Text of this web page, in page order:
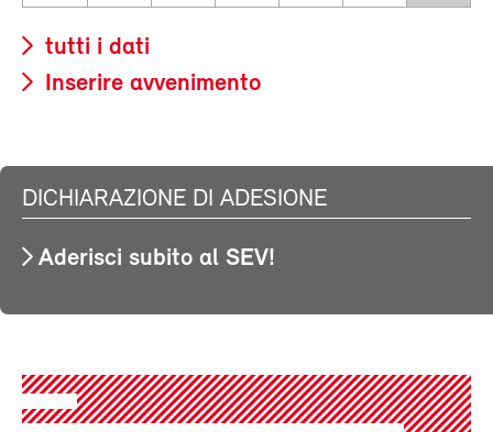
tutti i dati
Inserire avvenimento
DICHIARAZIONE DI ADESIONE
Aderisci subito al SEV!